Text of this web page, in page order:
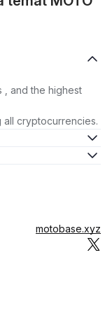
, and the highest
all cryptocurrencies.
motobase.xyz